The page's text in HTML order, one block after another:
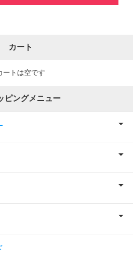
カート
ートは空です
ピングメニュー